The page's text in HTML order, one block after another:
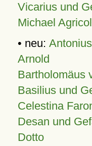
Vicarius und
Michael
• neu: Antonius
Arnold
Bartholomäus
Basilius und
Celestina
Desan und
Dotto